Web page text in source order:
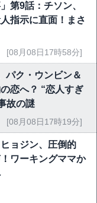
第9話：チソン、
指示に直面！まさ
[08月08日17時58分]
パク・ウンビン＆
恋へ？ “恋人すぎ
故の謎
[08月08日17時19分]
ョジン、圧倒的
ワーキングママか